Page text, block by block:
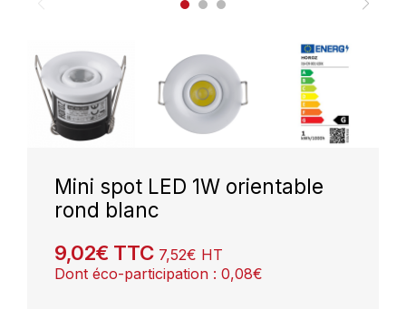
Mini spot LED 1W orientable
rond blanc
9,02€ TTC 7,52€ HT
Dont éco-participation : 0,08€